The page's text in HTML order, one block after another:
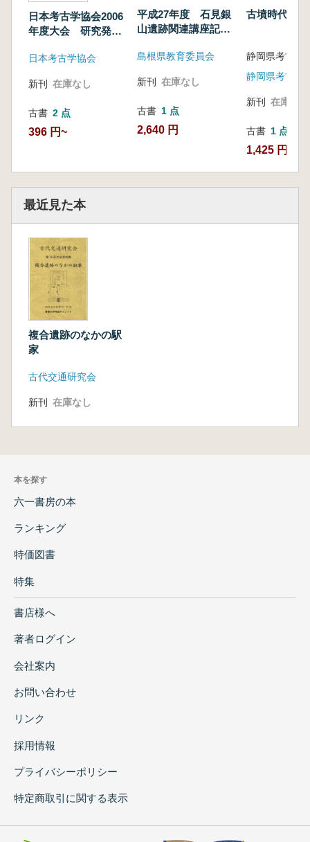
日本考古学協会2006
年度大会 研究発表
日本考古学協会
新刊 在庫なし
古書 2 点
396 円~
平成27年度 石見銀
山遺跡関連講座記録
島根県教育委員会
新刊 在庫なし
古書 1 点
2,640 円
古墳時代の
静岡県考古学
新刊 在庫なし
古書 1 点
1,425 円
最近見た本
複合遺跡のなかの駅
家
古代交通研究会
新刊 在庫なし
本を探す
六一書房の本
ランキング
特価図書
特集
書店様へ
著者ログイン
会社案内
お問い合わせ
リンク
採用情報
プライバシーポリシー
特定商取引に関する表示